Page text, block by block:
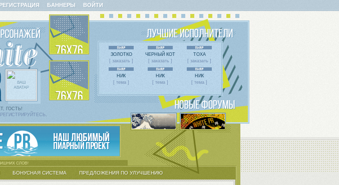
ЗОЛОТКО
[ заказать ]
ЧЕРНЫЙ КОТ
[ заказать ]
ТОХА
[ заказать ]
НИК
[ тема ]
НИК
[ тема ]
НИК
[ тема ]
БОНУСНАЯ СИСТЕМА ПРЕДЛОЖЕНИЯ ПО УЛУЧШЕНИЮ
РЕГИСТРАЦИЯ БАННЕРЫ ВОЙТИ
ГОСТЬ!
.